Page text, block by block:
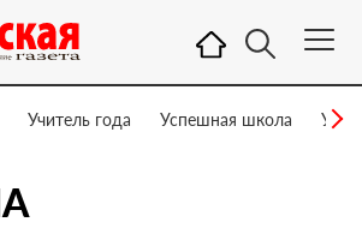
Учитель года Успешная школа